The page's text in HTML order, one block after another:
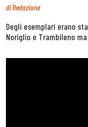
diRedazione
Degli esemplari erano
Noriglio e Trambileno